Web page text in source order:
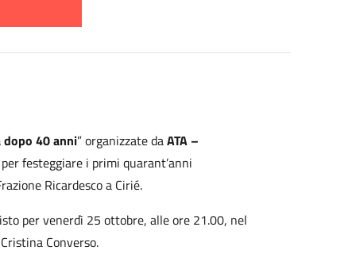
dopo 40 anni” organizzate daATA –
festeggiare i primi quarant’anni
Ricardesco a Cirié.
per venerdì 25 ottobre, alle ore 21.00, nel
Converso.